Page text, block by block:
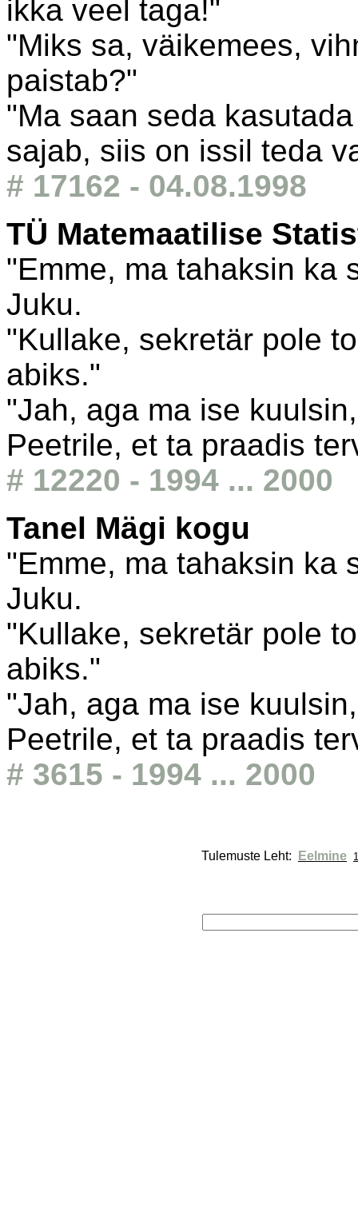
ikka veel taga!"
"Miks sa, väikemees,
paistab?"
"Ma saan seda
sajab, siis on issil teda
# 17162 - 04.08.1998
TÜ Matemaatilise
"Emme, ma tahaksin ka
Juku.
"Kullake, sekretär pole
abiks."
"Jah, aga ma ise
Peetrile, et ta praadis
# 12220 - 1994 ... 2000
Tanel Mägi kogu
"Emme, ma tahaksin ka
Juku.
"Kullake, sekretär pole
abiks."
"Jah, aga ma ise
Peetrile, et ta praadis
# 3615 - 1994 ... 2000
Tulemuste Leht: Eelmine